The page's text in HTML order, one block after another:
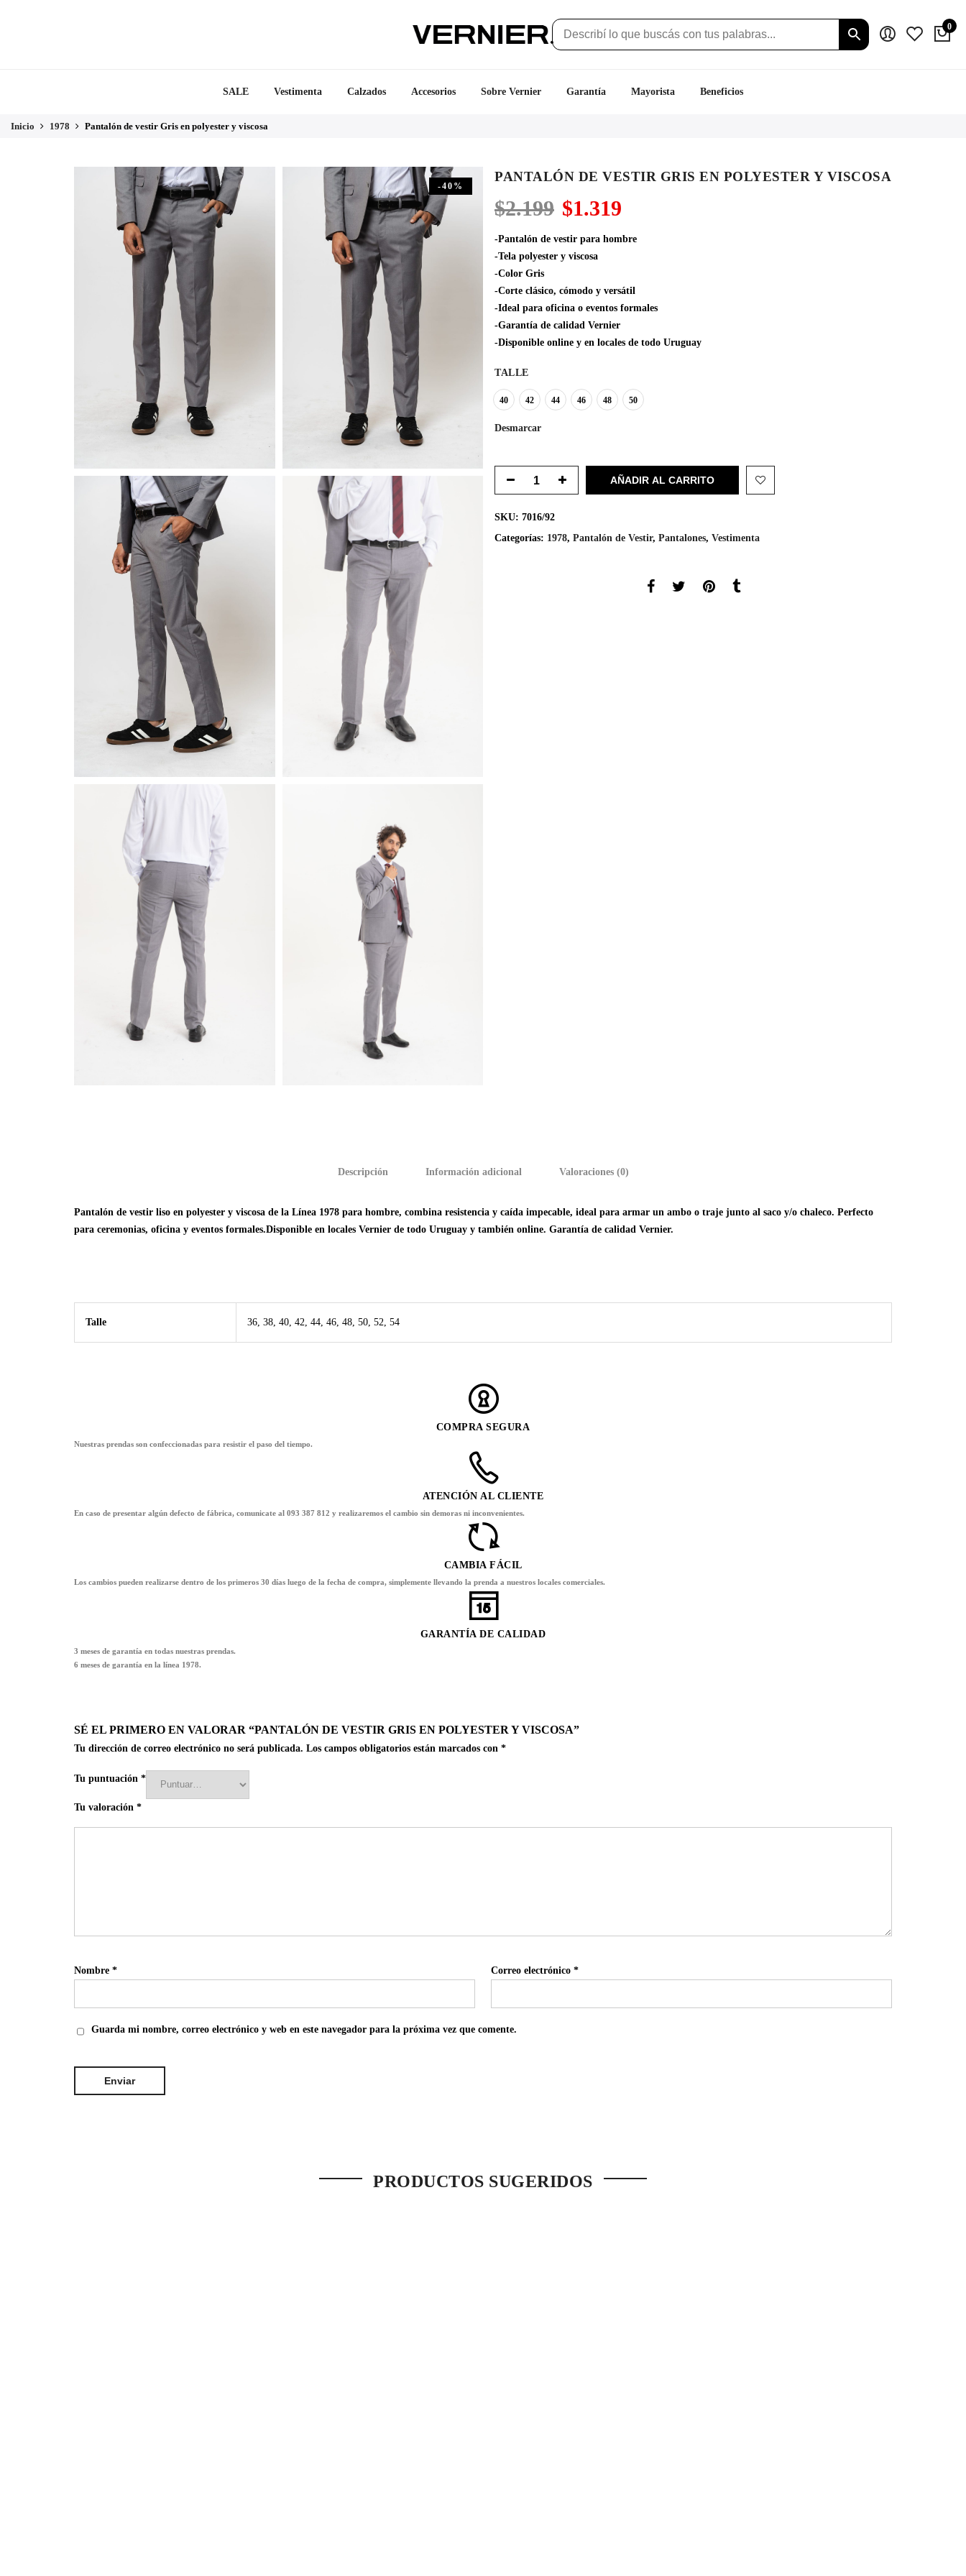
0
SALE Vestimenta Calzados Accesorios Sobre Vernier Garantía Mayorista Beneficios
Inicio 1978 Pantalón de vestir Gris en polyester y viscosa
-40%
PANTALÓN DE VESTIR GRIS EN POLYESTER Y VISCOSA
$2.199 El
precio
original
era:
$1.319
actual
-Pantalón de vestir para hombre
-Tela polyester y viscosa
-Color Gris
-Corte clásico, cómodo y versátil
-Ideal para oficina o eventos formales
-Garantía de calidad Vernier
-Disponible online y en locales de todo Uruguay
TALLE
40 42 44 46 48 50
Desmarcar
AÑADIR AL CARRITO
SKU: 7016/92
Categorías: 1978, Pantalón de Vestir, Pantalones, Vestimenta
Descripción Información adicional Valoraciones (0)
Pantalón de vestir liso en polyester y viscosa de la Línea 1978 para hombre, combina resistencia y caída impecable, ideal para armar un ambo o traje junto al saco y/o chaleco. Perfecto
para ceremonias, oficina y eventos formales.Disponible en locales Vernier de todo Uruguay y también online. Garantía de calidad Vernier.
Talle 36, 38, 40, 42, 44, 46, 48, 50, 52, 54
COMPRA SEGURA
Nuestras prendas son confeccionadas para resistir el paso del tiempo.
ATENCIÓN AL CLIENTE
En caso de presentar algún defecto de fábrica, comunicate al 093 387 812 y realizaremos el cambio sin demoras ni inconvenientes.
CAMBIA FÁCIL
Los cambios pueden realizarse dentro de los primeros 30 días luego de la fecha de compra, simplemente llevando la prenda a nuestros locales comerciales.
GARANTÍA DE CALIDAD
3 meses de garantía en todas nuestras prendas.
6 meses de garantía en la línea 1978.
SÉ EL PRIMERO EN VALORAR “PANTALÓN DE VESTIR GRIS EN POLYESTER Y VISCOSA”
Tu dirección de correo electrónico no será publicada. Los campos obligatorios están marcados con *
Tu puntuación *
Tu valoración *
Nombre * Correo electrónico*
Guarda mi nombre, correo electrónico y web en este navegador para la próxima vez que comente.
PRODUCTOS SUGERIDOS